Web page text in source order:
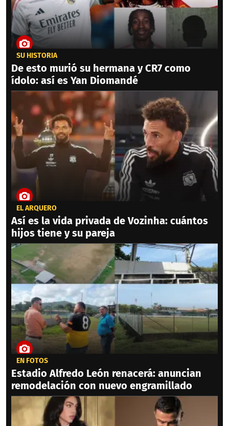
SU HISTORIA
De esto murió su hermana y CR7 como
ídolo: así es Yan Diomandé
EL ARQUERO
Así es la vida privada de Vozinha: cuántos
hijos tiene y su pareja
EN FOTOS
Estadio Alfredo León renacerá: anuncian
remodelación con nuevo engramillado